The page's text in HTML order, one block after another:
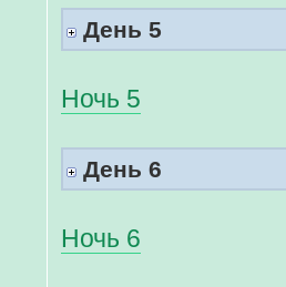
День 5
Ночь 5
День 6
Ночь 6